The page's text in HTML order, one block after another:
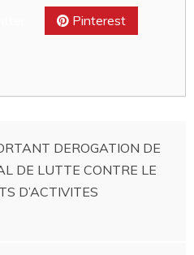
Pinterest
DEROGATION DE
DE LUTTE CONTRE LE
D’ACTIVITES